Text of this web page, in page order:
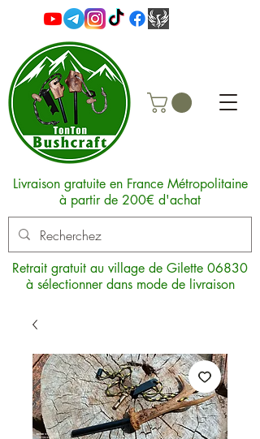
Livraison gratuite en France Métropolitaine
à partir de 200€ d'achat
Retrait gratuit au village de Gilette 06830
à sélectionner dans mode de livraison